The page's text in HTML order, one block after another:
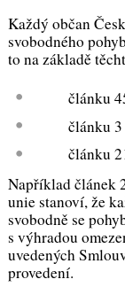
Každý občan
svobodného
to na základě
článku 45
článku 3
článku 21
Například článek
unie stanoví, že
svobodně se
s výhradou
uvedených
provedení.